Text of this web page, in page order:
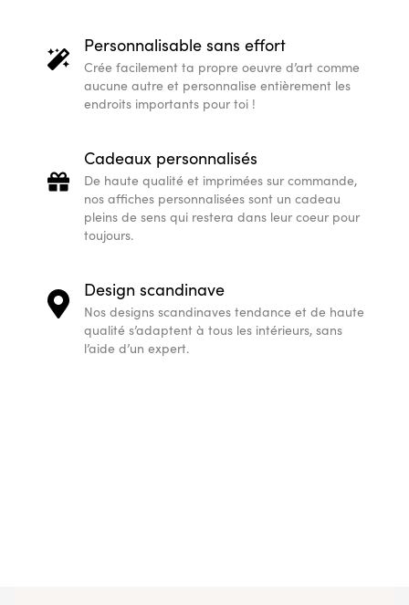
Personnalisable sans effort
Crée facilement ta propre oeuvre d’art comme
aucune autre et personnalise entièrement les
endroits importants pour toi !
Cadeaux personnalisés
De haute qualité et imprimées sur commande,
nos affiches personnalisées sont un cadeau
pleins de sens qui restera dans leur coeur pour
toujours.
Design scandinave
Nos designs scandinaves tendance et de haute
qualité s’adaptent à tous les intérieurs, sans
l’aide d’un expert.